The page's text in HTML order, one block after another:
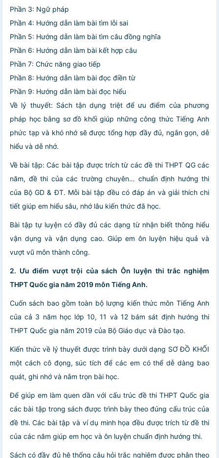
Phần 3: Ngữ pháp
Phần 4: Hướng dẫn làm bài tìm lỗi sai
Phần 5: Hướng dẫn làm bài tìm câu đồng nghĩa
Phần 6: Hướng dẫn làm bài kết hợp câu
Phần 7: Chức năng giao tiếp
Phần 8: Hướng dẫn làm bài đọc điền từ
Phần 9: Hướng dẫn làm bài đọc hiểu
Về lý thuyết: Sách tận dụng triệt để ưu điểm của phương
pháp học bằng sơ đồ khối giúp những công thức Tiếng Anh
phức tạp và khó nhớ sẽ được tổng hợp đầy đủ, ngắn gọn, dễ
hiểu và dễ nhớ.
Về bài tập: Các bài tập được trích từ các đề thi THPT QG các
năm, đề thi của các trường chuyên… chuẩn định hướng thi
của Bộ GD & ĐT. Mỗi bài tập đều có đáp án và giải thích chi
tiết giúp em hiểu sâu, nhớ lâu kiến thức đã học.
Bài tập tự luyện có đầy đủ các dạng từ nhận biết thông hiểu
vận dụng và vận dụng cao. Giúp em ôn luyện hiệu quả và
vượt vũ môn thành công.
2. Ưu điểm vượt trội của sách Ôn luyện thi trắc nghiệm
THPT Quốc gia năm 2019 môn Tiếng Anh.
Cuốn sách bao gồm toàn bộ lượng kiến thức môn Tiếng Anh
của cả 3 năm học lớp 10, 11 và 12 bám sát định hướng thi
THPT Quốc gia năm 2019 của Bộ Giáo dục và Đào tạo.
Kiến thức về lý thuyết được trình bày dưới dạng SƠ ĐỒ KHỐI
một cách cô đọng, súc tích để các em có thể dễ dàng bao
quát, ghi nhớ và nắm trọn bài học.
Để giúp em làm quen dần với cấu trúc đề thi THPT Quốc gia
các bài tập trong sách được trình bày theo đúng cấu trúc của
đề thi. Các bài tập và ví dụ minh họa đều được trích từ đề thi
của các năm giúp em học và ôn luyện chuẩn định hướng thi.
Sách có đầy đủ hệ thống câu hỏi trắc nghiệm được phân theo